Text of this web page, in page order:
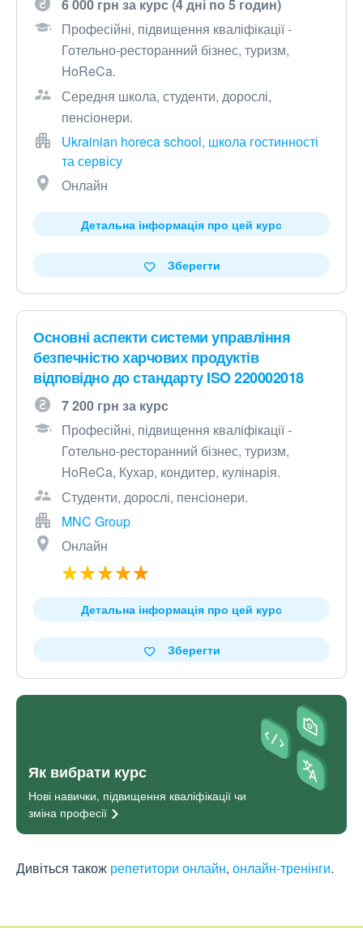
6 000 грн за курс (4 дні по 5 годин)
Професійні, підвищення кваліфікації -
Готельно-ресторанний бізнес, туризм,
HoReCa.
Середня школа, студенти, дорослі,
пенсіонери.
Ukrainian horeca school, школа гостинності
та сервісу
Онлайн
Детальна інформація про цей курс
Зберегти
Основні аспекти системи управління
безпечністю харчових продуктів
відповідно до стандарту ISO 220002018
7 200 грн за курс
Професійні, підвищення кваліфікації -
Готельно-ресторанний бізнес, туризм,
HoReCa, Кухар, кондитер, кулінарія.
Студенти, дорослі, пенсіонери.
MNC Group
Онлайн
Детальна інформація про цей курс
Зберегти
Як вибрати курс
Нові навички, підвищення кваліфікації чи
зміна професії
Дивіться також репетитори онлайн, онлайн-тренінги.